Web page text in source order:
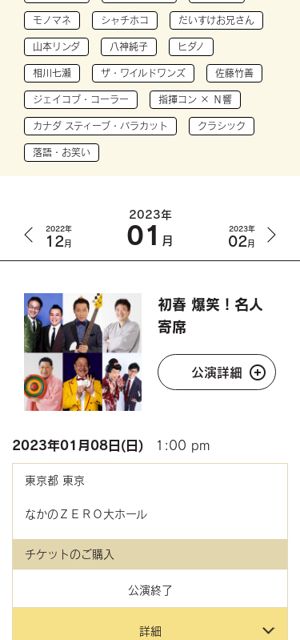
モノマネ シャチホコ だいすけお兄さん
山本リンダ 八神純子 ヒダノ
相川七瀬 ザ・ワイルドワンズ 佐藤竹善
ジェイコブ・コーラー 指揮コン × Ｎ響
カナダ スティーブ・バラカット クラシック
落語・お笑い
2022年
12月
2023年
01 月
2023年
02月
初春 爆笑！名人
寄席
公演詳細
2023年01月08日(日) 1:00 pm
東京都 東京
なかのＺＥＲＯ大ホール
チケットのご購入
公演終了
詳細